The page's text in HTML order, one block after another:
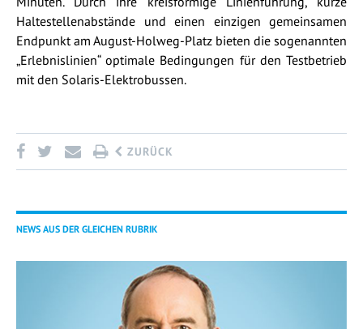
Haltestellenabstände und einen einzigen gemeinsamen
Endpunkt am August-Holweg-Platz bieten die sogenannten
„Erlebnislinien“ optimale Bedingungen für den Testbetrieb
mit den Solaris-Elektrobussen.
ZURÜCK
NEWS AUS DER GLEICHEN RUBRIK